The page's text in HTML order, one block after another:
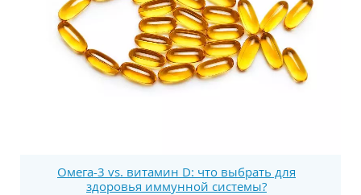
Омега-3 vs. витамин D: что выбрать для
здоровья иммунной системы?